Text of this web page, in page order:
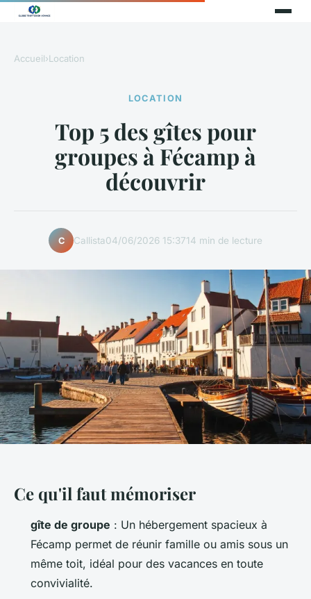
Accueil›Location
LOCATION
Top 5 des gîtes pour
groupes à Fécamp à
découvrir
C Callista04/06/2026 15:3714 min de lecture
Ce qu'il faut mémoriser
gîte de groupe : Un hébergement spacieux à
Fécamp permet de réunir famille ou amis sous un
même toit, idéal pour des vacances en toute
convivialité.